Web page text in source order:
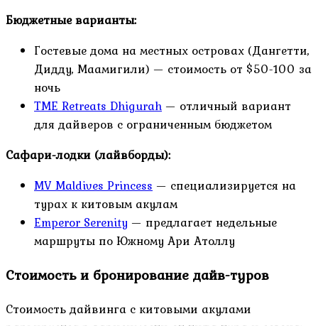
Бюджетные варианты:
Гостевые дома на местных островах (Дангетти,
Дидду, Маамигили) — стоимость от $50-100 за
ночь
TME Retreats Dhigurah — отличный вариант
для дайверов с ограниченным бюджетом
Сафари-лодки (лайвборды):
MV Maldives Princess — специализируется на
турах к китовым акулам
Emperor Serenity — предлагает недельные
маршруты по Южному Ари Атоллу
Стоимость и бронирование дайв-туров
Стоимость дайвинга с китовыми акулами